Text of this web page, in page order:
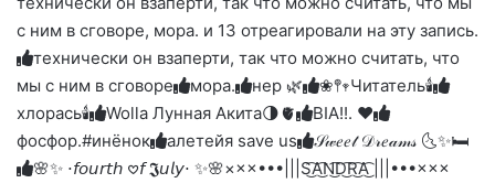
вверх.
до
слез
благодарю
с ним в сговоре, мора. и 13 отреагировали на эту запись.
технически он взаперти, так что можно считать, что
мы с ним в сговоре
мора. нер 🌿
❀𖤣𖥧Читатель🕯️
хлорась🕯
Wolla Лунная Акита🌗🫀
BIA!!. ❤︎
фосфор.#инёнок
алетейя save us
𝒮𝓌𝑒𝑒𝓉 𝒟𝓇𝑒𝒶𝓂𝓈 🌜✨🛏️
🌸✨ ⋅𝘧𝘰𝘶𝘳𝘵𝘩 𖹭𝘧 𝕵𝘶𝘭𝘺⋅ ✨🌸×××•••|||S͜͡A͜͡N͜͡D͜͡R͜͡A͜͡ |||•••×××